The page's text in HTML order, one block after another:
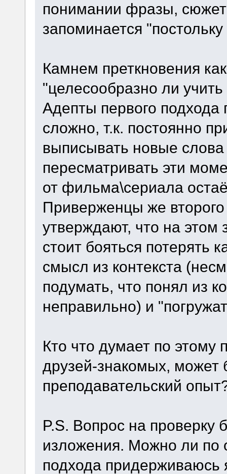
понимании фразы,
запоминается "постольку
Камнем преткновения
"целесообразно ли
Адепты первого подхода
сложно, т.к. постоянно
выписывать новые слова
пересматривать эти
от фильма\сериала
Приверженцы же
утверждают, что на этом
стоит бояться потерять
смысл из контекста
подумать, что понял из
неправильно) и
Кто что думает по
друзей-знакомых, может
преподавательский
P.S. Вопрос на проверку
изложения. Можно ли по
подхода придерживаюсь